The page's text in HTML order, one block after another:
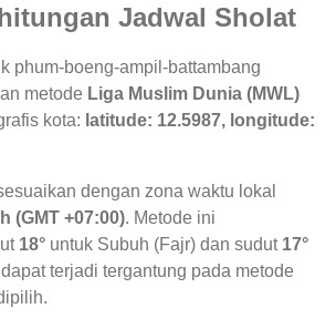
Jadwal Sholat
phum-boeng-ampil-battambang
metode Liga Muslim Dunia (MWL)
kota: latitude: 12.5987, longitude:
dengan zona waktu lokal
(GMT +07:00). Metode ini
18° untuk Subuh (Fajr) dan sudut 17°
terjadi tergantung pada metode